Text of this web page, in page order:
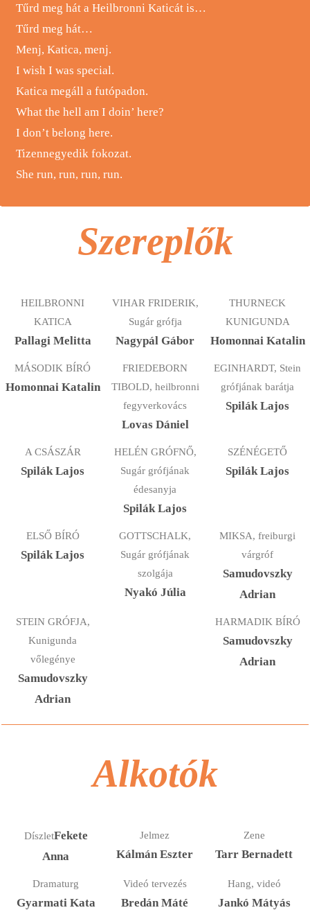
Tűrd meg hát a Heilbronni Katicát is…
Tűrd meg hát…
Menj, Katica, menj.
I wish I was special.
Katica megáll a futópadon.
What the hell am I doin’ here?
I don’t belong here.
Tizennegyedik fokozat.
She run, run, run, run.
Szereplők
HEILBRONNI
KATICA
Pallagi Melitta
VIHAR FRIDERIK,
Sugár grófja
Nagypál Gábor
THURNECK
KUNIGUNDA
Homonnai Katalin
MÁSODIK BÍRÓ
Homonnai Katalin
FRIEDEBORN
TIBOLD, heilbronni
fegyverkovács
Lovas Dániel
EGINHARDT, Stein
grófjának barátja
Spilák Lajos
A CSÁSZÁR
Spilák Lajos
HELÉN GRÓFNŐ,
Sugár grófjának
édesanyja
Spilák Lajos
SZÉNÉGETŐ
Spilák Lajos
ELSŐ BÍRÓ
Spilák Lajos
GOTTSCHALK,
Sugár grófjának
szolgája
Nyakó Júlia
MIKSA, freiburgi
várgróf
Samudovszky
Adrian
STEIN GRÓFJA,
Kunigunda
vőlegénye
Samudovszky
Adrian
HARMADIK BÍRÓ
Samudovszky
Adrian
Alkotók
DíszletFekete
Anna
Jelmez
Kálmán Eszter
Zene
Tarr Bernadett
Dramaturg
Gyarmati Kata
Videó tervezés
Bredán Máté
Hang, videó
Jankó Mátyás